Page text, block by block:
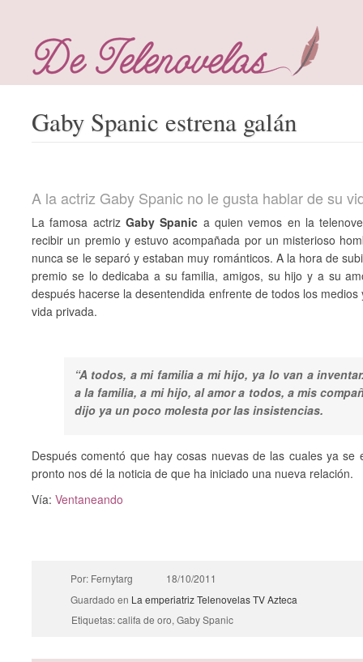
Gaby Spanic estrena galán
A la actriz Gaby Spanic no le gusta hablar de su
La famosa actrizGaby Spanic a quien vemos en la
recibir un premio y estuvo acompañada por un misterioso
nunca se le separó y estaban muy románticos. A la hora de
premio se lo dedicaba a su familia, amigos, su hijo y a su
después hacerse la desentendida enfrente de todos los
vida privada.
“A todos, a mi familia a mi hijo, ya lo van a
a la familia, a mi hijo, al amor a todos, a mis
dijo ya un poco molesta por las insistencias.
Después comentó que hay cosas nuevas de las cuales ya
pronto nos dé la noticia de que ha iniciado una nueva relación.
Vía:Ventaneando
Por: Fernytarg
18/10/2011
Guardado en La emperiatrizTelenovelasTV Azteca
Etiquetas: califa de oro, Gaby Spanic